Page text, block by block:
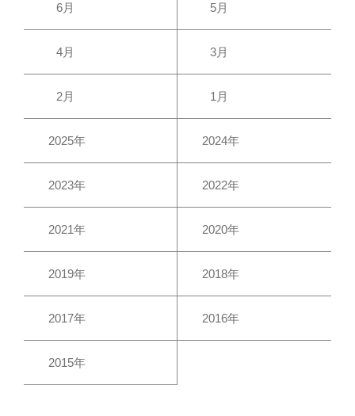
6月 5月
4月 3月
2月 1月
2025年 2024年
2023年 2022年
2021年 2020年
2019年 2018年
2017年 2016年
2015年